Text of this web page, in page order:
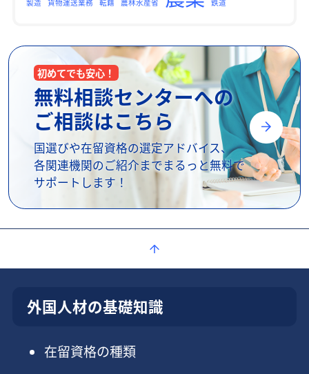
製造 貨物運送業務 転籍 農林水産省 鉄道
初めてでも安心！
無料相談センターへの
ご相談はこちら
国選びや在留資格の選定アドバイス、
各関連機関のご紹介までまるっと無料で
サポートします！
外国人材の基礎知識
在留資格の種類